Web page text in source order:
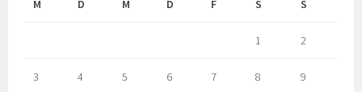
M
D M D F S S
1 2
3 4 5 6 7 8 9